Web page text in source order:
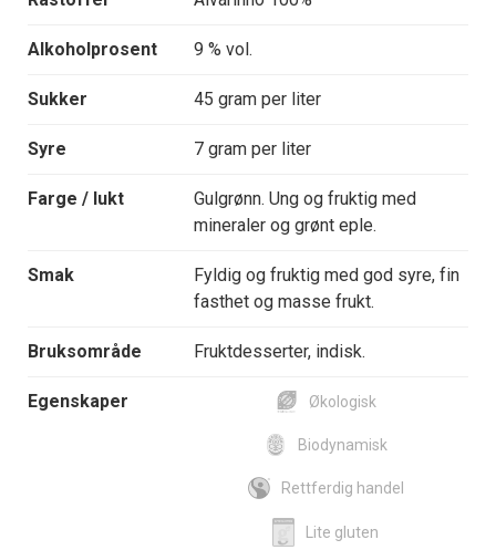
Alkoholprosent 9 % vol.
Sukker 45 gram per liter
Syre 7 gram per liter
Farge / lukt
Gulgrønn. Ung og fruktig med
mineraler og grønt eple.
Smak
Fyldig og fruktig med god syre, fin
fasthet og masse frukt.
Bruksområde Fruktdesserter, indisk.
Egenskaper Økologisk
Biodynamisk
Rettferdig handel
Lite gluten